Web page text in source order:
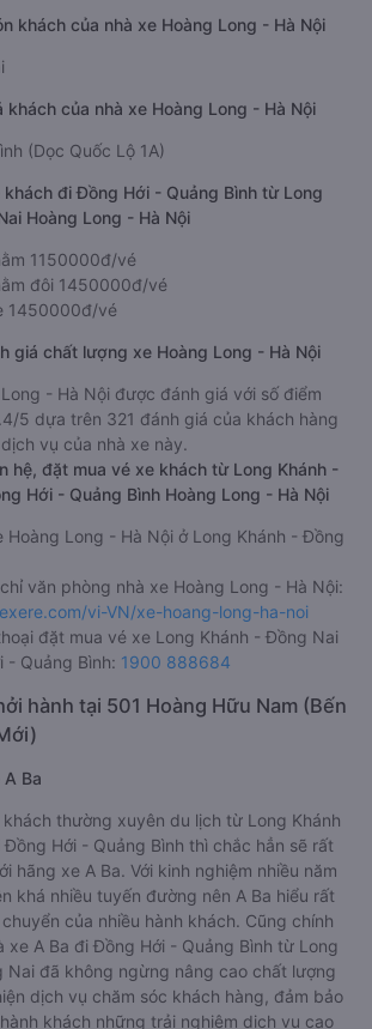
khách của nhà xe Hoàng Long - Hà Nội
khách của nhà xe Hoàng Long - Hà Nội
(Dọc Quốc Lộ 1A)
khách đi Đồng Hới - Quảng Bình từ Long
Hoàng Long - Hà Nội
1150000đ/vé
đôi 1450000đ/vé
1450000đ/vé
giá chất lượng xe Hoàng Long - Hà Nội
- Hà Nội được đánh giá với số điểm
5 dựa trên 321 đánh giá của khách hàng
vụ của nhà xe này.
hệ, đặt mua vé xe khách từ Long Khánh -
Hới - Quảng Bình Hoàng Long - Hà Nội
Hoàng Long - Hà Nội ở Long Khánh - Đồng
văn phòng nhà xe Hoàng Long - Hà Nội:
vi-VN/xe-hoang-long-ha-noi
đặt mua vé xe Long Khánh - Đồng Nai
- Quảng Bình: 1900 888684
hành tại 501 Hoàng Hữu Nam (Bến
Ba
thường xuyên du lịch từ Long Khánh
Hới - Quảng Bình thì chắc hẳn sẽ rất
hãng xe A Ba. Với kinh nghiệm nhiều năm
khá nhiều tuyến đường nên A Ba hiểu rất
của nhiều hành khách. Cũng chính
xe A Ba đi Đồng Hới - Quảng Bình từ Long
Nai đã không ngừng nâng cao chất lượng
dịch vụ chăm sóc khách hàng, đảm bảo
khách những trải nghiệm dịch vụ cao